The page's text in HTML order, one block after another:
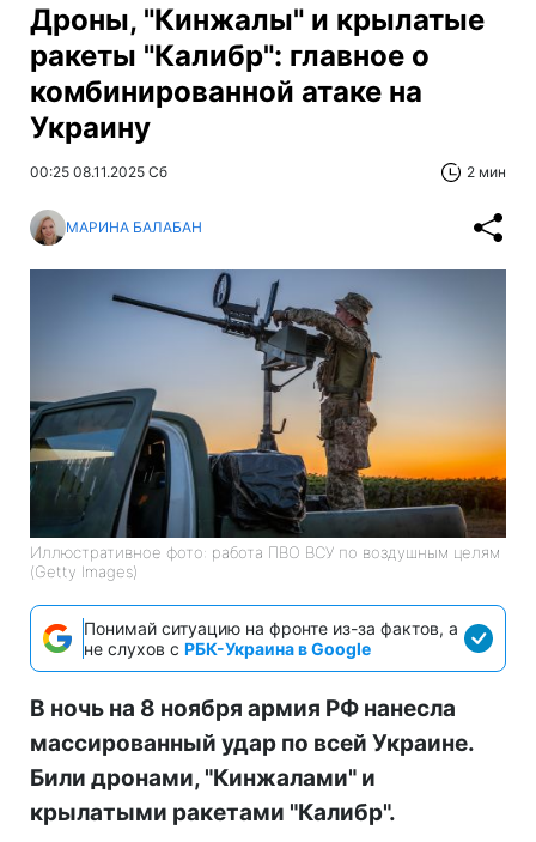
Дроны, "Кинжалы" и крылатые
ракеты "Калибр": главное о
комбинированной атаке на
Украину
00:25 08.11.2025 Сб 2 мин
МАРИНА БАЛАБАН
Иллюстративное фото: работа ПВО ВСУ по воздушным целям
(Getty Images)
Понимай ситуацию на фронте из-за фактов, а
не слухов с РБК-Украина в Google
В ночь на 8 ноября армия РФ нанесла
массированный удар по всей Украине.
Били дронами, "Кинжалами" и
крылатыми ракетами "Калибр".